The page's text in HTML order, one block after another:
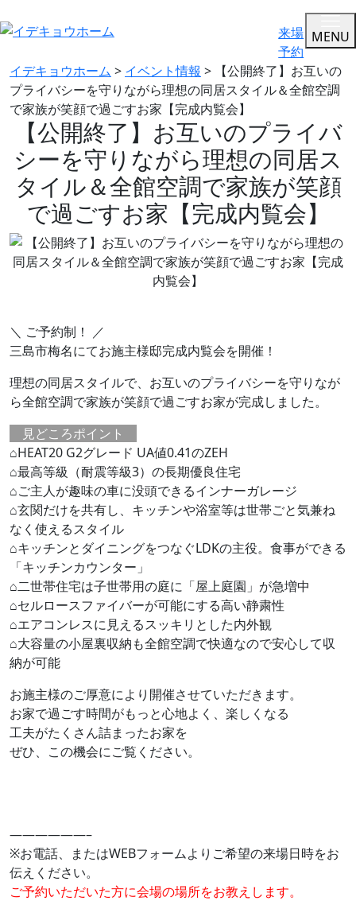
来場
予約
MENU
イデキョウホーム > イベント情報 >
【公開終了】お互いの
プライバシーを守りながら理想の同居スタイル＆全館空調
で家族が笑顔で過ごすお家【完成内覧会】
【公開終了】お互いのプライバ
シーを守りながら理想の同居ス
タイル＆全館空調で家族が笑顔
で過ごすお家【完成内覧会】
＼ ご予約制！ ／
三島市梅名にてお施主様邸完成内覧会を開催！
理想の同居スタイルで、お互いのプライバシーを守りなが
ら全館空調で家族が笑顔で過ごすお家が完成しました。
見どころポイント
⌂HEAT20 G2グレード UA値0.41のZEH
⌂最高等級（耐震等級3）の長期優良住宅
⌂ご主人が趣味の車に没頭できるインナーガレージ
⌂玄関だけを共有し、キッチンや浴室等は世帯ごと気兼ね
なく使えるスタイル
⌂キッチンとダイニングをつなぐLDKの主役。食事ができる
「キッチンカウンター」
⌂二世帯住宅は子世帯用の庭に「屋上庭園」が急増中
⌂セルロースファイバーが可能にする高い静粛性
⌂エアコンレスに見えるスッキリとした内外観
⌂大容量の小屋裏収納も全館空調で快適なので安心して収
納が可能
お施主様のご厚意により開催させていただきます。
お家で過ごす時間がもっと心地よく、楽しくなる
工夫がたくさん詰まったお家を
ぜひ、この機会にご覧ください。
——————–
※お電話、またはWEBフォームよりご希望の来場日時をお
伝えください。
ご予約いただいた方に会場の場所をお教えします。